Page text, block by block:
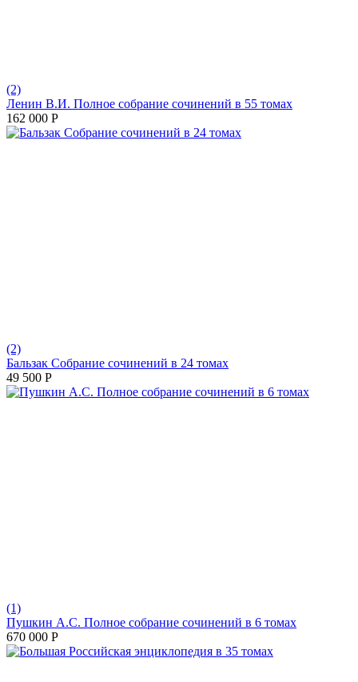
(2)
Ленин В.И. Полное собрание сочинений в 55 томах
162 000 Р
(2)
Бальзак Собрание сочинений в 24 томах
49 500 Р
(1)
Пушкин А.С. Полное собрание сочинений в 6 томах
670 000 Р